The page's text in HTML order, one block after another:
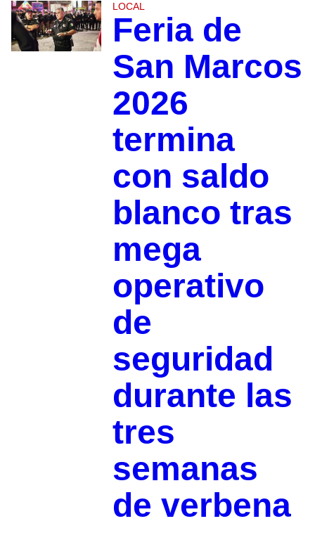
LOCAL
Feria de
San Marcos
2026
termina
con saldo
blanco tras
mega
operativo
de
seguridad
durante las
tres
semanas
de verbena